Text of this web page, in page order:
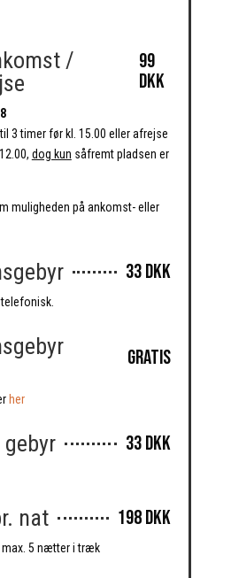
/
99
DKK
3 timer før kl. 15.00 eller afrejse
dog kun såfremt pladsen er
muligheden på ankomst- eller
33 DKK
Gratis
her
33 DKK
nat 198 DKK
max. 5 nætter i træk